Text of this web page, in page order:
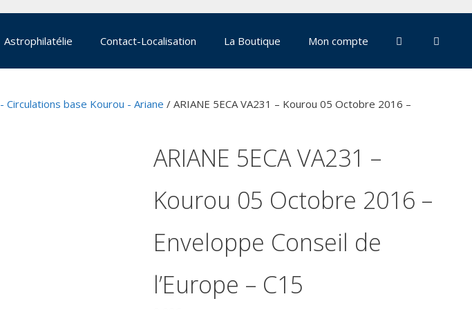
Astrophilatélie Contact-Localisation La Boutique Mon compte
- Circulations base Kourou - Ariane / ARIANE 5ECA VA231 – Kourou 05 Octobre 2016 –
ARIANE 5ECA VA231 –
Kourou 05 Octobre 2016 –
Enveloppe Conseil de
l’Europe – C15